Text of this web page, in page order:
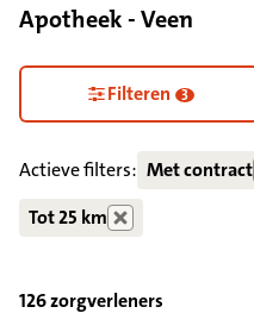
Apotheek - Veen
Zorgdiensten verborgen
Filteren 3
Actieve filters: Met contract
Tot 25 km
126 zorgverleners